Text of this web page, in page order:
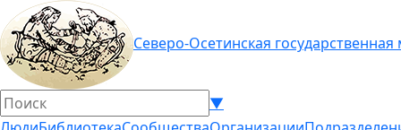
Северо-Осетинская
▼